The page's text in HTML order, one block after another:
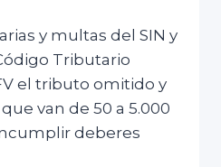
y multas del SIN y
Tributario
el tributo omitido y
van de 50 a 5.000
deberes